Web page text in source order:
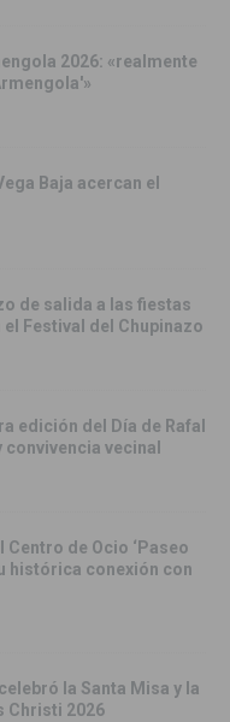
2026: «realmente
Baja acercan el
de salida a las fiestas
el Festival del Chupinazo
edición del Día de Rafal
vecinal
de Ocio ‘Paseo
histórica conexión con
la Santa Misa y la
Christi 2026